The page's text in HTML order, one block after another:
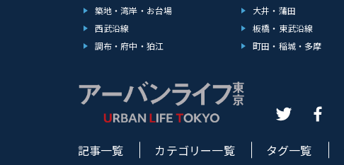
築地・湾岸・お台場
大井・蒲田
西武沿線
板橋・東武沿線
調布・府中・狛江
町田・稲城・多摩
記事一覧 カテゴリー一覧 タグ一覧